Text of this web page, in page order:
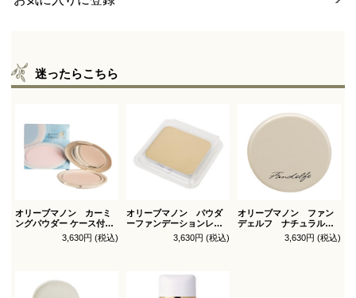
迷ったらこちら
オリーブマノン カーミ
ングパウダー ケース付
（パフ1枚付）3,630円 (税込)
オリーブマノン パウダ
ーファンデーションレフ
ィル（スポンジ付）3,630円 (税込)
オリーブマノン ファン
デェルフ ナチュラルパ
3,630円 (税込)